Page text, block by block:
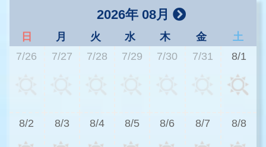
2026年 08月
日 月 火 水 木 金
土
7/26
7/27 7/28 7/29 7/30 7/31 8/1
8/2 8/3 8/4 8/5 8/6 8/7 8/8